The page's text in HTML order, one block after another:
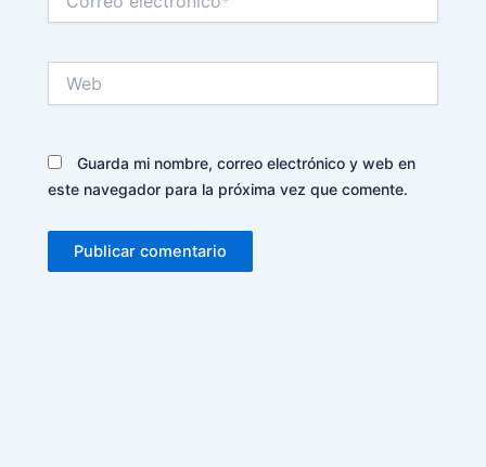
electrónico*
Guarda mi nombre, correo electrónico y web en
este navegador para la próxima vez que comente.